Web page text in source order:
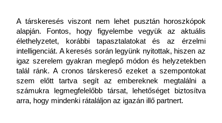
A társkeresés viszont nem lehet pusztán horoszkópok
alapján. Fontos, hogy figyelembe vegyük az aktuális
élethelyzetet, korábbi tapasztalatokat és az érzelmi
intelligenciát. A keresés során legyünk nyitottak, hiszen az
igaz szerelem gyakran meglepő módon és helyzetekben
talál ránk. A cronos társkereső ezeket a szempontokat
szem előtt tartva segít az embereknek megtalálni a
számukra legmegfelelőbb társat, lehetőséget biztosítva
arra, hogy mindenki rátaláljon az igazán illő partnert.